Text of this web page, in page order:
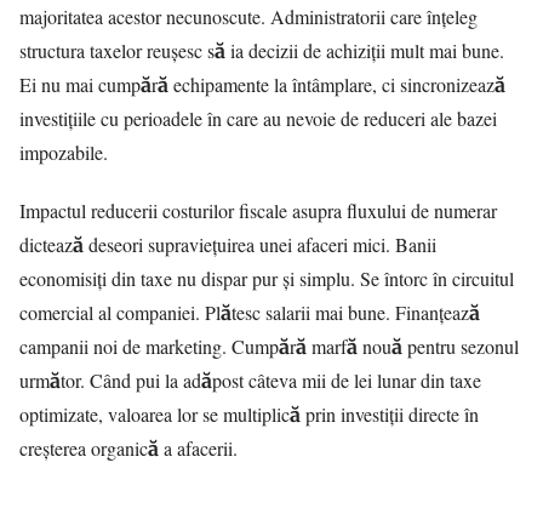
majoritatea acestor necunoscute. Administratorii care înțeleg
structura taxelor reușesc să ia decizii de achiziții mult mai bune.
Ei nu mai cumpără echipamente la întâmplare, ci sincronizează
investițiile cu perioadele în care au nevoie de reduceri ale bazei
impozabile.
Impactul reducerii costurilor fiscale asupra fluxului de numerar
dictează deseori supraviețuirea unei afaceri mici. Banii
economisiți din taxe nu dispar pur și simplu. Se întorc în circuitul
comercial al companiei. Plătesc salarii mai bune. Finanțează
campanii noi de marketing. Cumpără marfă nouă pentru sezonul
următor. Când pui la adăpost câteva mii de lei lunar din taxe
optimizate, valoarea lor se multiplică prin investiții directe în
creșterea organică a afacerii.